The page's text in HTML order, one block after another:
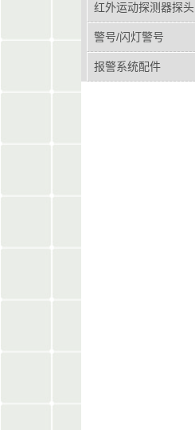
红外运动探测器探头
警号/闪灯警号
报警系统配件